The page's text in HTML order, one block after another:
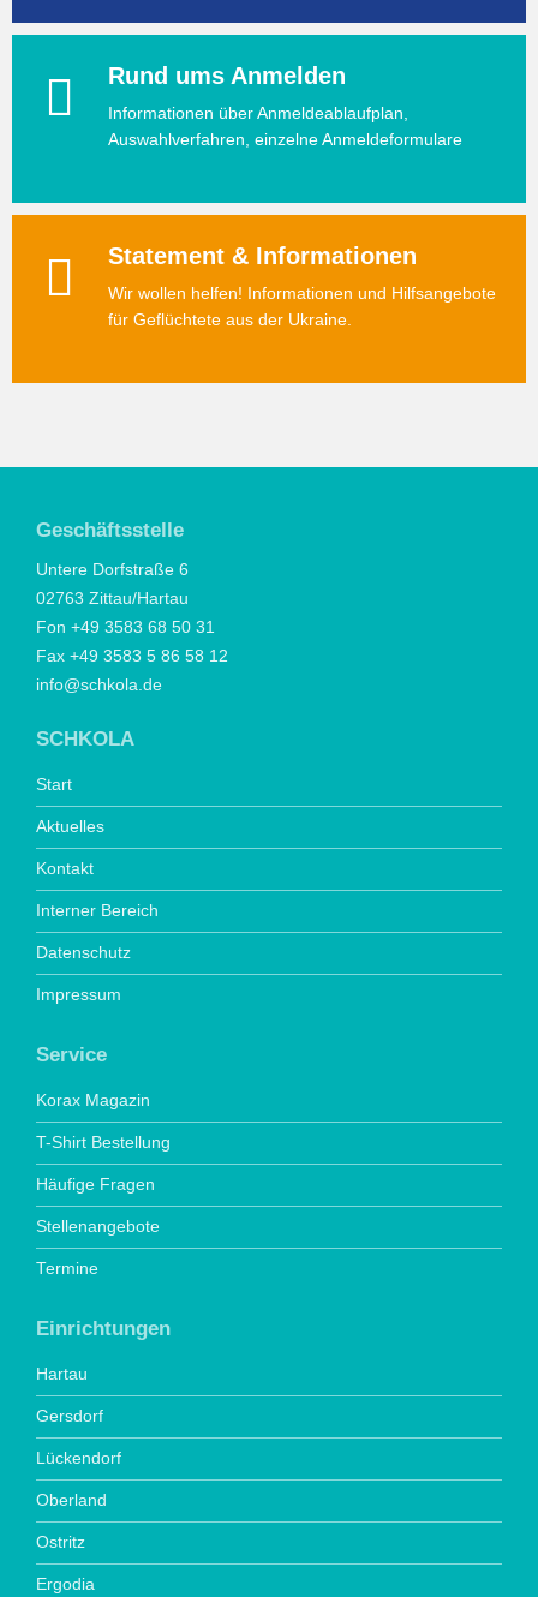
Rund ums Anmelden
Informationen über Anmeldeablaufplan,
Auswahlverfahren, einzelne Anmeldeformulare
Statement & Informationen
Wir wollen helfen! Informationen und Hilfsangebote
für Geflüchtete aus der Ukraine.
Geschäftsstelle
Untere Dorfstraße 6
02763 Zittau/Hartau
Fon +49 3583 68 50 31
Fax +49 3583 5 86 58 12
info@schkola.de
SCHKOLA
Start
Aktuelles
Kontakt
Interner Bereich
Datenschutz
Impressum
Service
Korax Magazin
T-Shirt Bestellung
Häufige Fragen
Stellenangebote
Termine
Einrichtungen
Hartau
Gersdorf
Lückendorf
Oberland
Ostritz
Ergodia